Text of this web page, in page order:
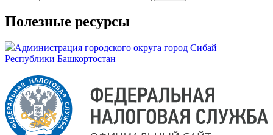
Полезные ресурсы
Администрация городского округа город Сибай
Республики Башкортостан